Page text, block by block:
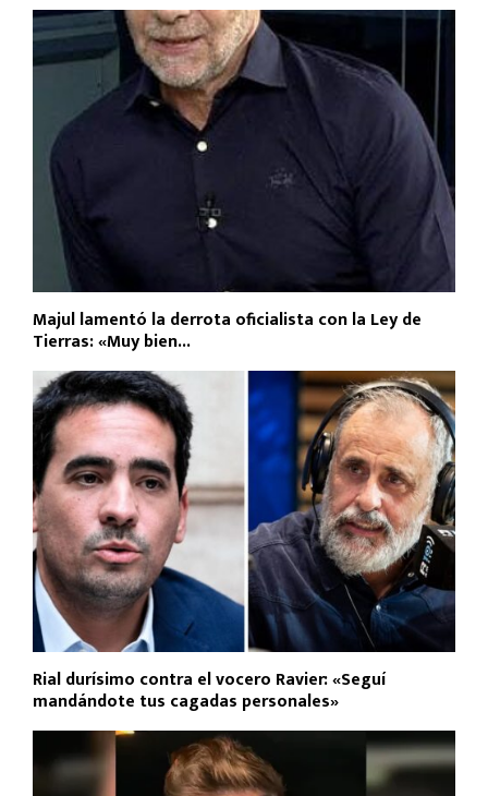
Majul lamentó la derrota oficialista con la Ley de
Tierras: «Muy bien...
Rial durísimo contra el vocero Ravier: «Seguí
mandándote tus cagadas personales»